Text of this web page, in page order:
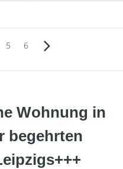
5 6
Wohnung in
begehrten